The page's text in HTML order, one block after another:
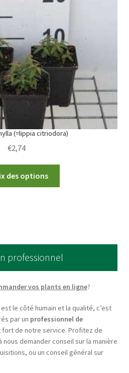
be
chosen
on
the
product
page
(=lippia citriodora)
€2,74
des options
options
may
be
chosen
the
product
page
professionnel
vos plants en ligne?
le côté humain et la qualité, c’est
par un professionnel de
fort de notre service. Profitez de
nous demander conseil sur la manière
ou un conseil général sur